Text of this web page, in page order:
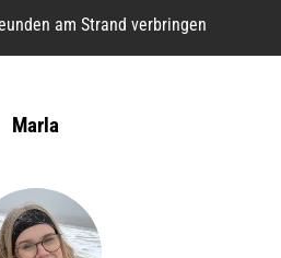
am Strand verbringen
Marla